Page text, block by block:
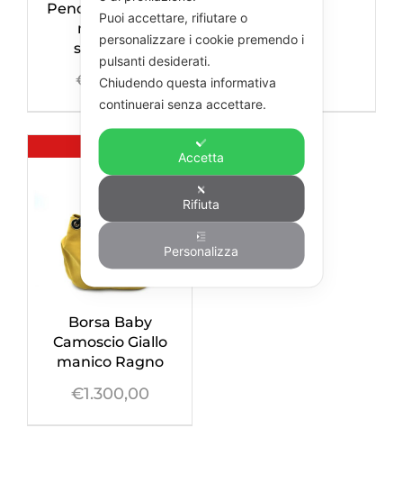
Pendente Ragno
marrone
swarovski
€ 450,00
Borsa Baby
Camoscio Giallo
manico Ragno
€1.300,00
Puoi accettare, rifiutare o
personalizzare i cookie premendo i
pulsanti desiderati.
Chiudendo questa informativa
continuerai senza accettare.
Accetta
Rifiuta
Personalizza